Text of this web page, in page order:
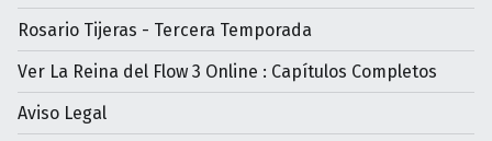
Rosario Tijeras - Tercera Temporada
Ver La Reina del Flow 3 Online : Capítulos Completos
Aviso Legal